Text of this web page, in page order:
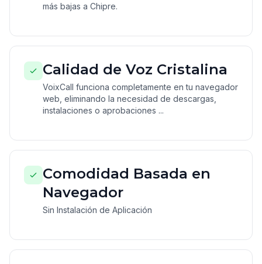
más bajas a Chipre.
Calidad de Voz Cristalina
VoixCall funciona completamente en tu navegador
web, eliminando la necesidad de descargas,
instalaciones o aprobaciones ...
Comodidad Basada en
Navegador
Sin Instalación de Aplicación